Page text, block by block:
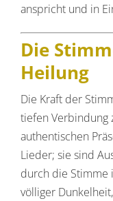
anspricht und in
Die
Heilung
Die Kraft der
tiefen Verbindung
authentischen
Lieder; sie sind
durch die Stimme
völliger